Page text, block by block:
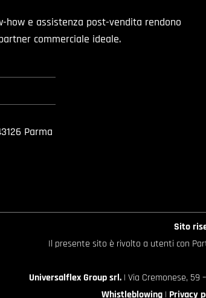
how e assistenza post-vendita rendono
commerciale ideale.
Parma
Sito
Il presente sito è rivolto a utenti con
Universalflex Group srl.| Via Cremonese, 59
Whistleblowing | Privacy